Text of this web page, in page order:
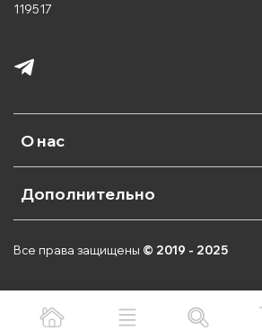
О нас
Дополнительно
119517
Все права защищены © 2019 - 2025